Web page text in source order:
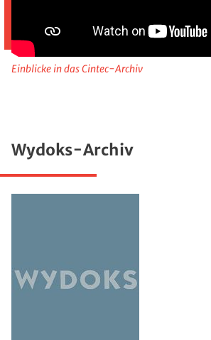
Einblicke in das Cintec-Archiv
Wydoks-Archiv